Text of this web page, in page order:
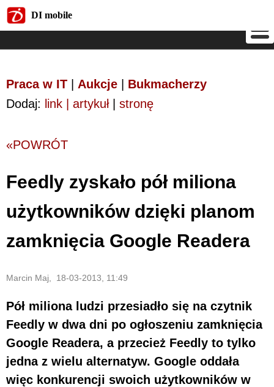
DI mobile
Praca w IT Aukcje
Bukmacherzy
Dodaj: link | artykuł| stronę
«POWRÓT
Feedly zyskało pół miliona
użytkowników dzięki planom
zamknięcia Google Readera
Marcin Maj, 18-03-2013, 11:49
Pół miliona ludzi przesiadło się na czytnik
Feedly w dwa dni po ogłoszeniu zamknięcia
Google Readera, a przecież Feedly to tylko
jedna z wielu alternatyw. Google oddała
więc konkurencji swoich użytkowników w
DI mobile